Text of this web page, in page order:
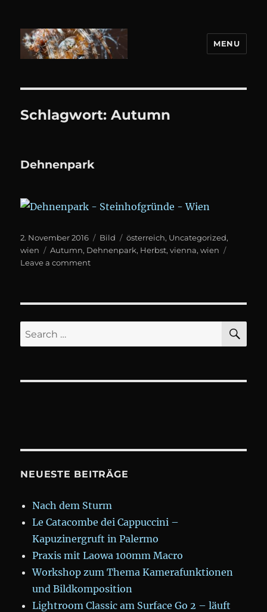
MENU
Schlagwort:Autumn
Dehnenpark
Posted
on
2. November 2016 Format
Bild Categories
österreich, Uncategorized,
wien
Tags
Autumn, Dehnenpark, Herbst,vienna,wien
Leave a commenton
Search
for:
NEUESTE BEITRÄGE
Nach dem Sturm
Le Catacombe dei Cappuccini –
Kapuzinergruft in Palermo
Praxis mit Laowa 100mm Macro
Workshop zum Thema Kamerafunktionen
und Bildkomposition
Lightroom Classic am Surface Go 2 – läuft